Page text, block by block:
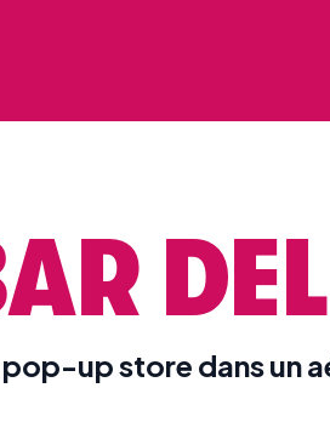
pop-up store dans un